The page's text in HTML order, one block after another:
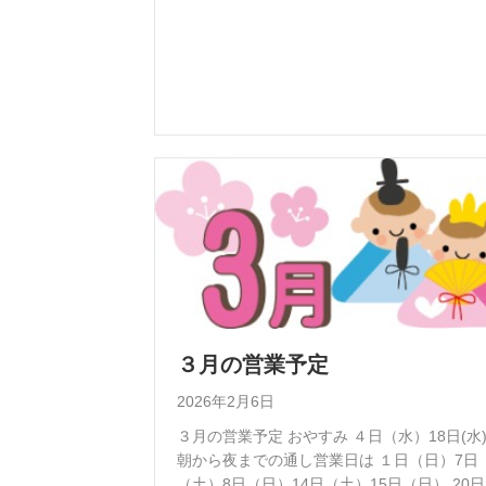
３月の営業予定
2026年2月6日
３月の営業予定 おやすみ ４日（水）18日(
朝から夜までの通し営業日は １日（日）7日